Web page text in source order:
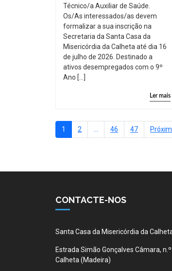
Técnico/a Auxiliar de Saúde.
Os/As interessados/as devem
formalizar a sua inscrição na
Secretaria da Santa Casa da
Misericórdia da Calheta até dia 16
de julho de 2026. Destinado a
ativos desempregados com o 9º
Ano […]
Ler mais
1 2 46 47
CONTACTE-NOS
Santa Casa da Misericórdia da
Estrada Simão Gonçalves Câmara,
Calheta (Madeira)